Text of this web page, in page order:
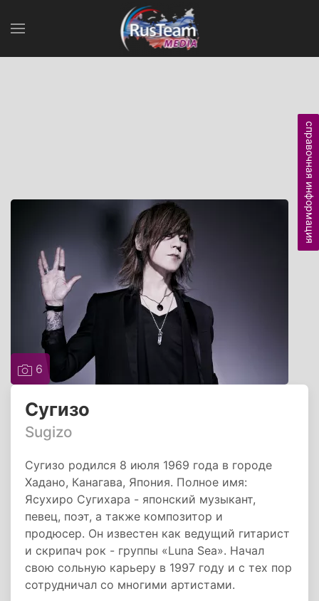
6
Сугизо
Sugizo
Сугизо родился 8 июля 1969 года в городе
Хадано, Канагава, Япония. Полное имя:
Ясухиро Сугихара - японский музыкант,
певец, поэт, а также композитор и
продюсер. Он известен как ведущий гитарист
и скрипач рок - группы «Luna Sea». Начал
свою сольную карьеру в 1997 году и с тех пор
сотрудничал со многими артистами.
справочная информация